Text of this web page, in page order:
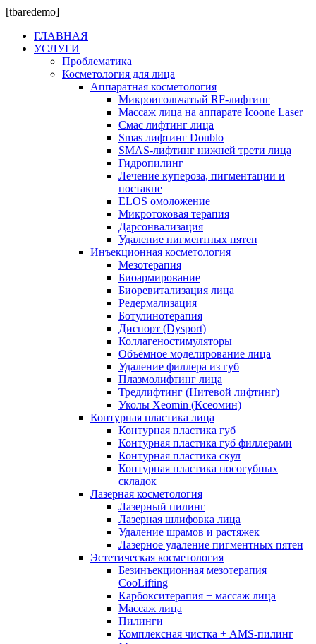
[tbaredemo]
ГЛАВНАЯ
УСЛУГИ
Проблематика
Косметология для лица
Аппаратная косметология
Микроигольчатый RF-лифтинг
Массаж лица на аппарате Icoone Laser
Смас лифтинг лица
Smas лифтинг Doublo
SMAS-лифтинг нижней трети лица
Гидропилинг
Лечение купероза, пигментации и
постакне
ELOS омоложение
Микротоковая терапия
Дарсонвализация
Удаление пигментных пятен
Инъекционная косметология
Мезотерапия
Биоармирование
Биоревитализация лица
Редермализация
Ботулинотерапия
Диспорт (Dysport)
Коллагеностимуляторы
Объёмное моделирование лица
Удаление филлера из губ
Плазмолифтинг лица
Тредлифтинг (Нитевой лифтинг)
Уколы Xeomin (Ксеомин)
Контурная пластика лица
Контурная пластика губ
Контурная пластика губ филлерами
Контурная пластика скул
Контурная пластика носогубных
складок
Лазерная косметология
Лазерный пилинг
Лазерная шлифовка лица
Удаление шрамов и растяжек
Лазерное удаление пигментных пятен
Эстетическая косметология
Безинъекционная мезотерапия
CooLifting
Карбокситерапия + массаж лица
Массаж лица
Пилинги
Комплексная чистка + AMS-пилинг